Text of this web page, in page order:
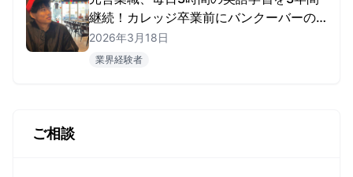
継続！カレッジ卒業前にバンクーバーの
AI企業に就職を決めたTomoharuさん
2026年3月18日
業界経験者
ご相談